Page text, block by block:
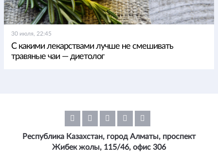
30 июля, 22:45
С какими лекарствами лучше не смешивать
травяные чаи — диетолог
Республика Казахстан, город Алматы, проспект
Жибек жолы, 115/46, офис 306